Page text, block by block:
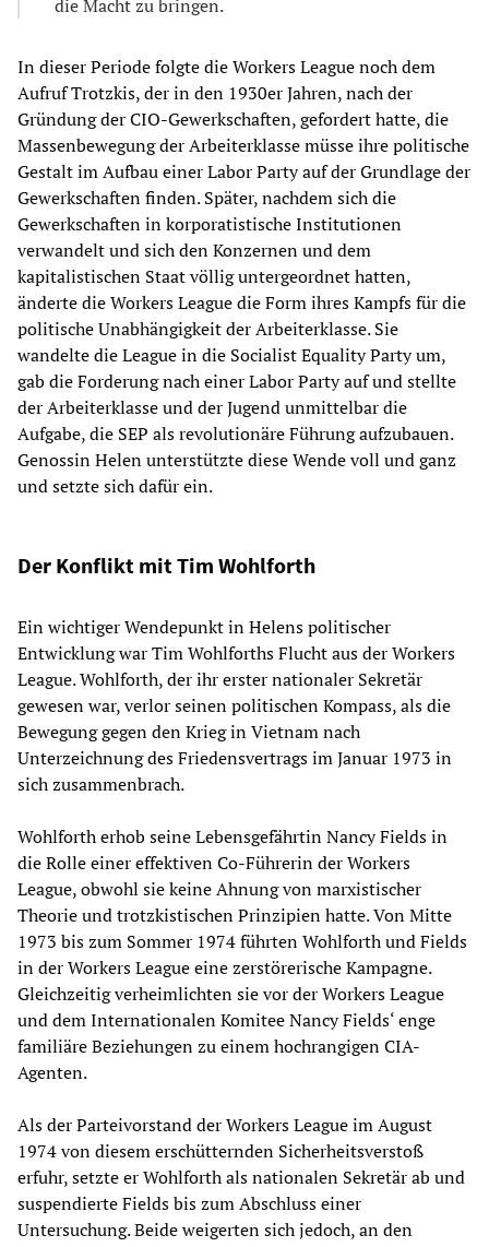
die Macht zu bringen.
In dieser Periode folgte die Workers League noch dem
Aufruf Trotzkis, der in den 1930er Jahren, nach der
Gründung der CIO-Gewerkschaften, gefordert hatte, die
Massenbewegung der Arbeiterklasse müsse ihre politische
Gestalt im Aufbau einer Labor Party auf der Grundlage der
Gewerkschaften finden. Später, nachdem sich die
Gewerkschaften in korporatistische Institutionen
verwandelt und sich den Konzernen und dem
kapitalistischen Staat völlig untergeordnet hatten,
änderte die Workers League die Form ihres Kampfs für die
politische Unabhängigkeit der Arbeiterklasse. Sie
wandelte die League in die Socialist Equality Party um,
gab die Forderung nach einer Labor Party auf und stellte
der Arbeiterklasse und der Jugend unmittelbar die
Aufgabe, die SEP als revolutionäre Führung aufzubauen.
Genossin Helen unterstützte diese Wende voll und ganz
und setzte sich dafür ein.
Der Konflikt mit Tim Wohlforth
Ein wichtiger Wendepunkt in Helens politischer
Entwicklung war Tim Wohlforths Flucht aus der Workers
League. Wohlforth, der ihr erster nationaler Sekretär
gewesen war, verlor seinen politischen Kompass, als die
Bewegung gegen den Krieg in Vietnam nach
Unterzeichnung des Friedensvertrags im Januar 1973 in
sich zusammenbrach.
Wohlforth erhob seine Lebensgefährtin Nancy Fields in
die Rolle einer effektiven Co-Führerin der Workers
League, obwohl sie keine Ahnung von marxistischer
Theorie und trotzkistischen Prinzipien hatte. Von Mitte
1973 bis zum Sommer 1974 führten Wohlforth und Fields
in der Workers League eine zerstörerische Kampagne.
Gleichzeitig verheimlichten sie vor der Workers League
und dem Internationalen Komitee Nancy Fields‘ enge
familiäre Beziehungen zu einem hochrangigen CIA-
Agenten.
Als der Parteivorstand der Workers League im August
1974 von diesem erschütternden Sicherheitsverstoß
erfuhr, setzte er Wohlforth als nationalen Sekretär ab und
suspendierte Fields bis zum Abschluss einer
Untersuchung. Beide weigerten sich jedoch, an den